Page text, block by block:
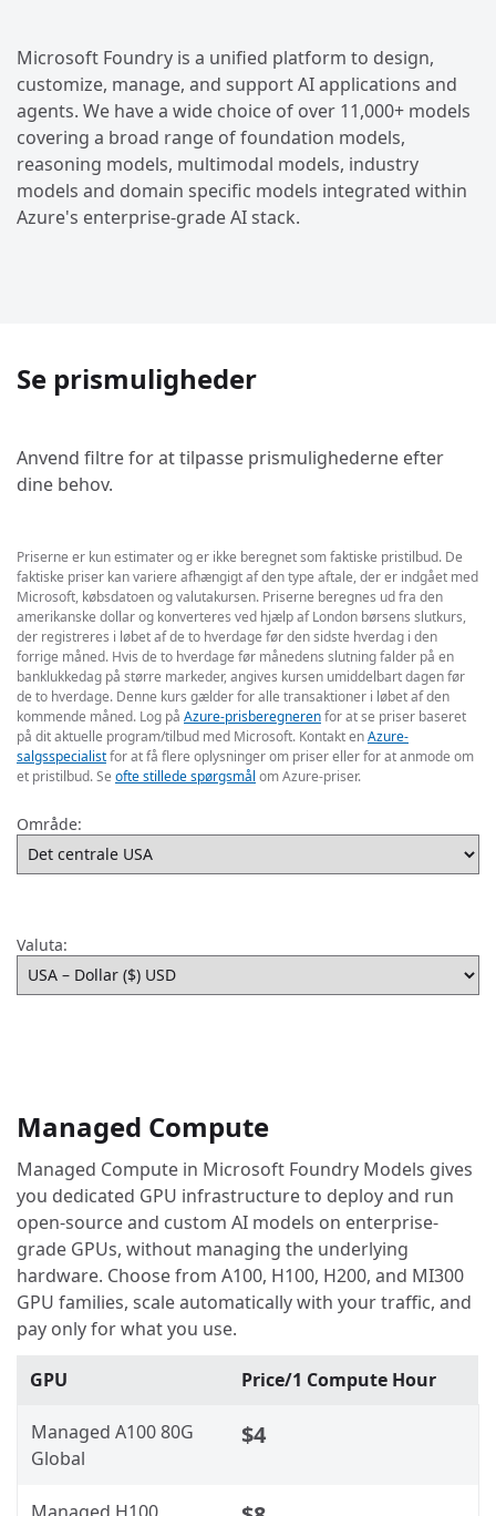
Microsoft Foundry is a unified platform to design,
customize, manage, and support AI applications and
agents. We have a wide choice of over 11,000+ models
covering a broad range of foundation models,
reasoning models, multimodal models, industry
models and domain specific models integrated within
Azure's enterprise-grade AI stack.
Se prismuligheder
Anvend filtre for at tilpasse prismulighederne efter
dine behov.
Priserne er kun estimater og er ikke beregnet som faktiske pristilbud. De
faktiske priser kan variere afhængigt af den type aftale, der er indgået med
Microsoft, købsdatoen og valutakursen. Priserne beregnes ud fra den
amerikanske dollar og konverteres ved hjælp af London børsens slutkurs,
der registreres i løbet af de to hverdage før den sidste hverdag i den
forrige måned. Hvis de to hverdage før månedens slutning falder på en
banklukkedag på større markeder, angives kursen umiddelbart dagen før
de to hverdage. Denne kurs gælder for alle transaktioner i løbet af den
kommende måned. Log på Azure-prisberegnerenfor at se priser baseret
på dit aktuelle program/tilbud med Microsoft. Kontakt enAzure-
salgsspecialistfor at få flere oplysninger om priser eller for at anmode om
et pristilbud. Se ofte stillede spørgsmål om Azure-priser.
Område:
Valuta:
Managed Compute
Managed Compute in Microsoft Foundry Models gives
you dedicated GPU infrastructure to deploy and run
open-source and custom AI models on enterprise-
grade GPUs, without managing the underlying
hardware. Choose from A100, H100, H200, and MI300
GPU families, scale automatically with your traffic, and
pay only for what you use.
GPU Price/1 Compute Hour
Managed A100 80G
Global
$4